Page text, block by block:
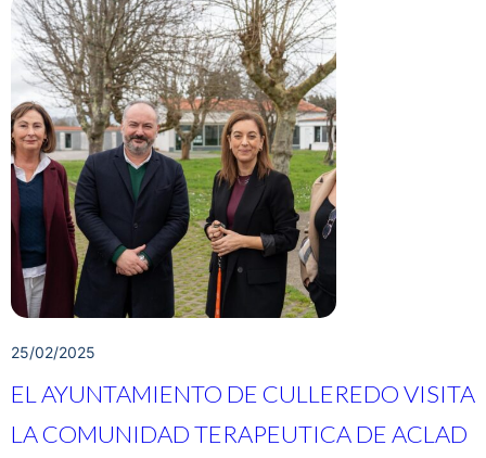
25/02/2025
EL AYUNTAMIENTO DE CULLEREDO VISITA
LA COMUNIDAD TERAPEUTICA DE ACLAD